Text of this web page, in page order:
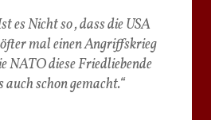
es Nicht so , dass die USA
mal einen Angriffskrieg
NATO diese Friedliebende
schon gemacht.“